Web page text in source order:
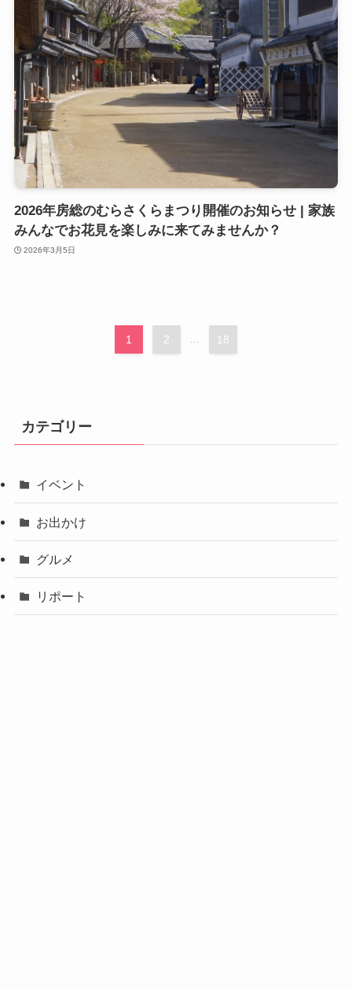
2026年房総のむらさくらまつり開催のお知らせ | 家族
みんなでお花見を楽しみに来てみませんか？
2026年3月5日
1 2 ... 18
カテゴリー
イベント
お出かけ
グルメ
リポート